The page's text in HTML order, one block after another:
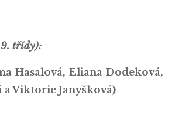
třídy):
Hasalová, Eliana Dodeková,
Viktorie Janyšková)